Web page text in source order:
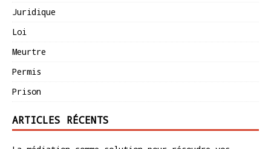
Juridique
Loi
Meurtre
Permis
Prison
ARTICLES RÉCENTS